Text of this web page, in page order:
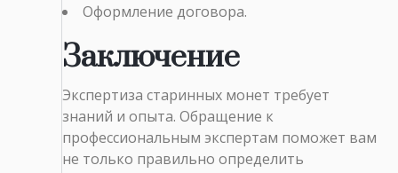
Оформление договора.
Заключение
Экспертиза старинных монет требует
знаний и опыта. Обращение к
профессиональным экспертам поможет вам
не только правильно определить